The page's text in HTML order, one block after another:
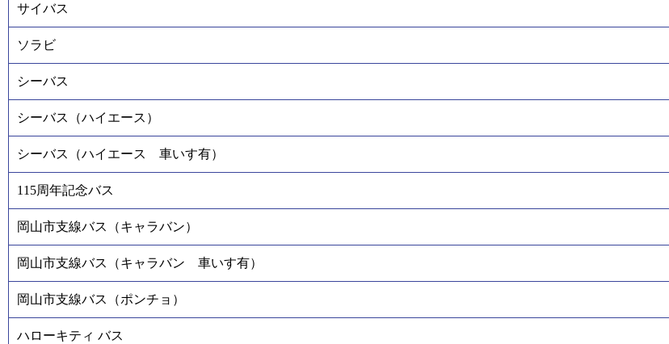
サイバス
ソラビ
シーバス
シーバス（ハイエース）
シーバス（ハイエース 車いす有）
115周年記念バス
岡山市支線バス（キャラバン）
岡山市支線バス（キャラバン 車いす有）
岡山市支線バス（ポンチョ）
ハローキティ バス